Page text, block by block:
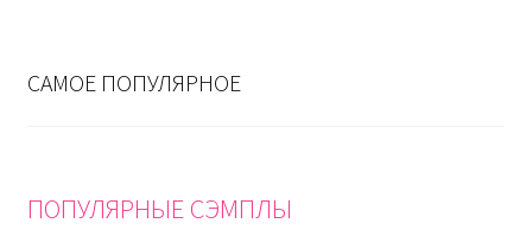
САМОЕ ПОПУЛЯРНОЕ
ПОПУЛЯРНЫЕ СЭМПЛЫ